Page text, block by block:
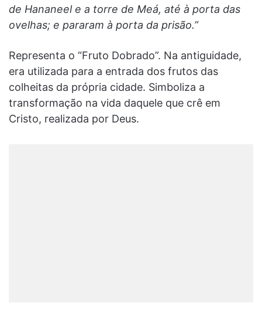
de Hananeel e a torre de Meá, até à porta das
ovelhas; e pararam à porta da prisão.”
Representa o “Fruto Dobrado”. Na antiguidade,
era utilizada para a entrada dos frutos das
colheitas da própria cidade. Simboliza a
transformação na vida daquele que crê em
Cristo, realizada por Deus.